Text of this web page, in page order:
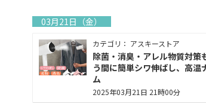
03月21日（金）
カテゴリ： アスキーストア
除菌・消臭・アレル物質対策
う間に簡単シワ伸ばし、高温
ム
2025年03月21日 21時00分